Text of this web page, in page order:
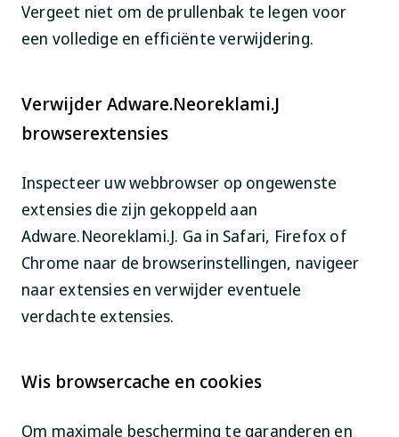
Vergeet niet om de prullenbak te legen voor
een volledige en efficiënte verwijdering.
Verwijder Adware.Neoreklami.J
browserextensies
Inspecteer uw webbrowser op ongewenste
extensies die zijn gekoppeld aan
Adware.Neoreklami.J. Ga in Safari, Firefox of
Chrome naar de browserinstellingen, navigeer
naar extensies en verwijder eventuele
verdachte extensies.
Wis browsercache en cookies
Om maximale bescherming te garanderen en